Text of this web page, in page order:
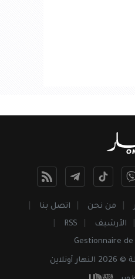
من نحن
اتصل بنا
الأرشيف
RSS
Gestionnaire
أونلاين